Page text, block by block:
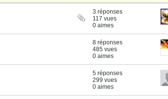
3 réponses
117 vues
0 aimes
8 réponses
485 vues
0 aimes
5 réponses
299 vues
0 aimes